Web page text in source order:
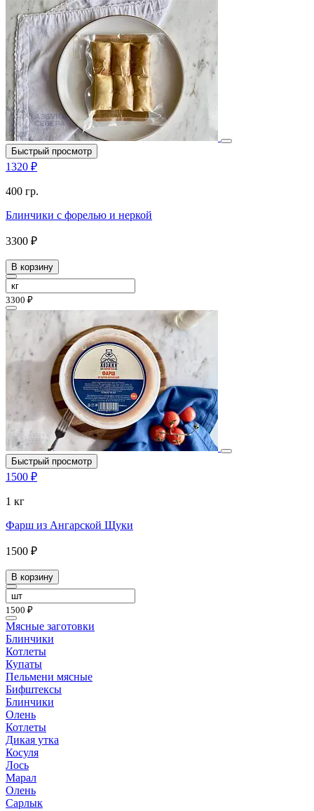
Быстрый просмотр
1320 ₽
400 гр.
Блинчики с форелью и неркой
3300 ₽
В корзину
3300 ₽
Быстрый просмотр
1500 ₽
1 кг
Фарш из Ангарской Щуки
1500 ₽
В корзину
1500 ₽
Мясные заготовки
Блинчики
Котлеты
Купаты
Пельмени мясные
Бифштексы
Блинчики
Олень
Котлеты
Дикая утка
Косуля
Лось
Марал
Олень
Сарлык